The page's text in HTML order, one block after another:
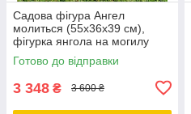
Садова фігура Ангел
молиться (55х36х39 см),
фігурка янгола на могилу
Готово до відправки
3 348 ₴ 3 600 ₴